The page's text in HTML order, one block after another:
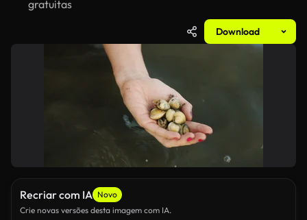
gratuitas
Download
Recriar com IA Novo
Crie novas versões desta imagem com IA.